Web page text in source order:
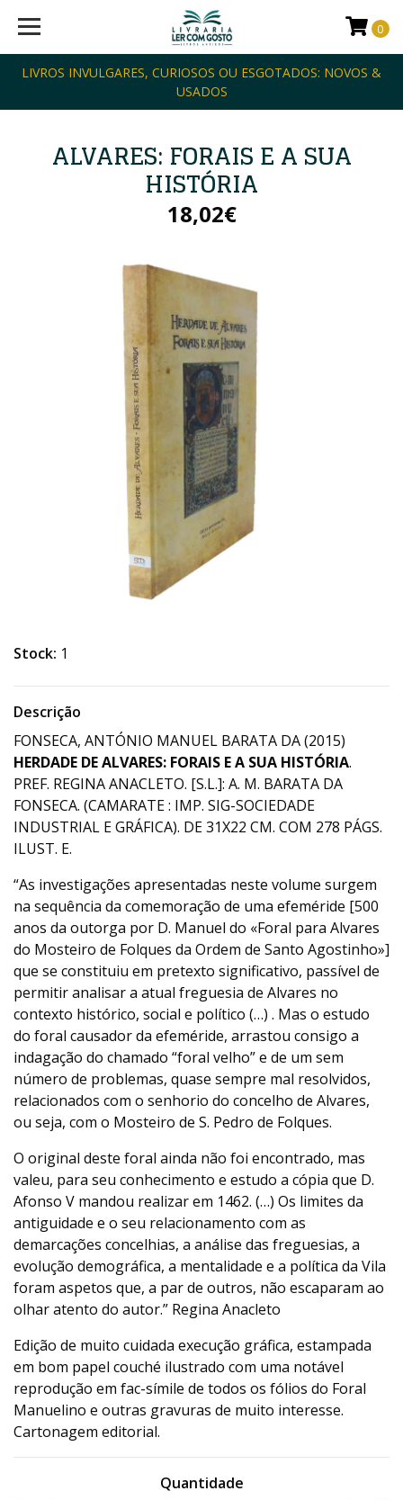
LIVROS INVULGARES, CURIOSOS OU ESGOTADOS: NOVOS &
USADOS
0
ALVARES: FORAIS E A SUA
HISTÓRIA
18,02€
Stock: 1
Descrição
FONSECA, ANTÓNIO MANUEL BARATA DA (2015)
HERDADE DE ALVARES: FORAIS E A SUA HISTÓRIA.
PREF. REGINA ANACLETO. [S.L.]: A. M. BARATA DA
FONSECA. (CAMARATE : IMP. SIG-SOCIEDADE
INDUSTRIAL E GRÁFICA). DE 31X22 CM. COM 278 PÁGS.
ILUST. E.
“As investigações apresentadas neste volume surgem
na sequência da comemoração de uma efeméride [500
anos da outorga por D. Manuel do «Foral para Alvares
do Mosteiro de Folques da Ordem de Santo Agostinho»]
que se constituiu em pretexto significativo, passível de
permitir analisar a atual freguesia de Alvares no
contexto histórico, social e político (…) . Mas o estudo
do foral causador da efeméride, arrastou consigo a
indagação do chamado “foral velho” e de um sem
número de problemas, quase sempre mal resolvidos,
relacionados com o senhorio do concelho de Alvares,
ou seja, com o Mosteiro de S. Pedro de Folques.
O original deste foral ainda não foi encontrado, mas
valeu, para seu conhecimento e estudo a cópia que D.
Afonso V mandou realizar em 1462. (…) Os limites da
antiguidade e o seu relacionamento com as
demarcações concelhias, a análise das freguesias, a
evolução demográfica, a mentalidade e a política da Vila
foram aspetos que, a par de outros, não escaparam ao
olhar atento do autor.” Regina Anacleto
Edição de muito cuidada execução gráfica, estampada
em bom papel couché ilustrado com uma notável
reprodução em fac-símile de todos os fólios do Foral
Manuelino e outras gravuras de muito interesse.
Cartonagem editorial.
Quantidade